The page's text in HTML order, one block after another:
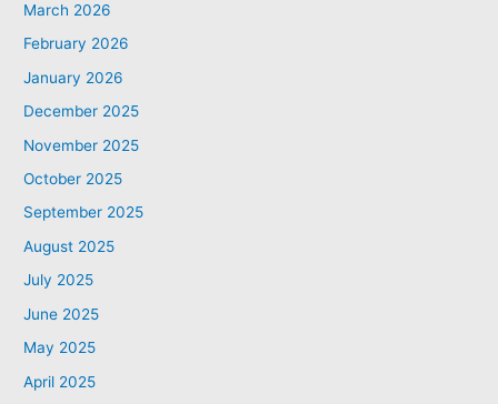
March 2026
February 2026
January 2026
December 2025
November 2025
October 2025
September 2025
August 2025
July 2025
June 2025
May 2025
April 2025